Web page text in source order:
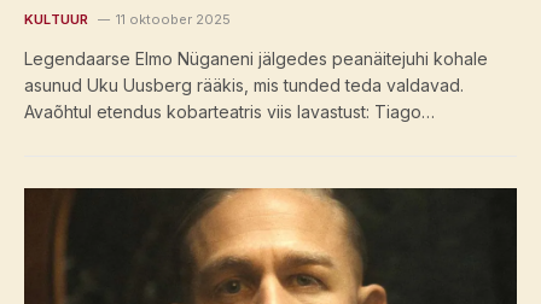
KULTUUR 11 oktoober 2025
Legendaarse Elmo Nüganeni jälgedes peanäitejuhi kohale
asunud Uku Uusberg rääkis, mis tunded teda valdavad.
Avaõhtul etendus kobarteatris viis lavastust: Tiago…